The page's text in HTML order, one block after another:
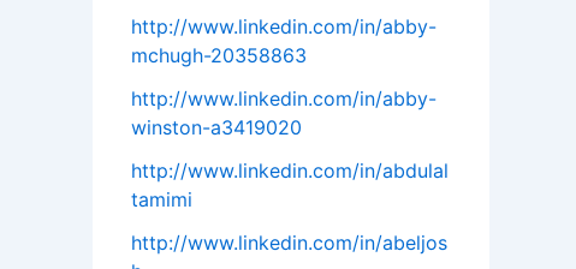
http://www.linkedin.com/in/abby-
mchugh-20358863
http://www.linkedin.com/in/abby-
winston-a3419020
http://www.linkedin.com/in/abdulal
tamimi
http://www.linkedin.com/in/abeljos